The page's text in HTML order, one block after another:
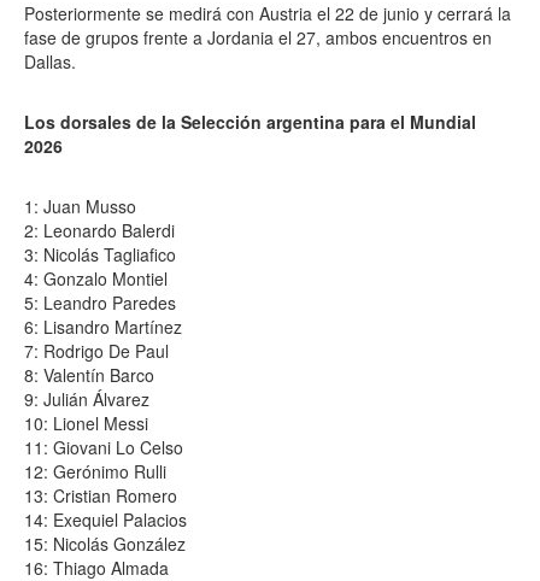
Posteriormente se medirá con Austria el 22 de junio y cerrará la
fase de grupos frente a Jordania el 27, ambos encuentros en
Dallas.
Los dorsales de la Selección argentina para el Mundial
2026
1: Juan Musso
2: Leonardo Balerdi
3: Nicolás Tagliafico
4: Gonzalo Montiel
5: Leandro Paredes
6: Lisandro Martínez
7: Rodrigo De Paul
8: Valentín Barco
9: Julián Álvarez
10: Lionel Messi
11: Giovani Lo Celso
12: Gerónimo Rulli
13: Cristian Romero
14: Exequiel Palacios
15: Nicolás González
16: Thiago Almada